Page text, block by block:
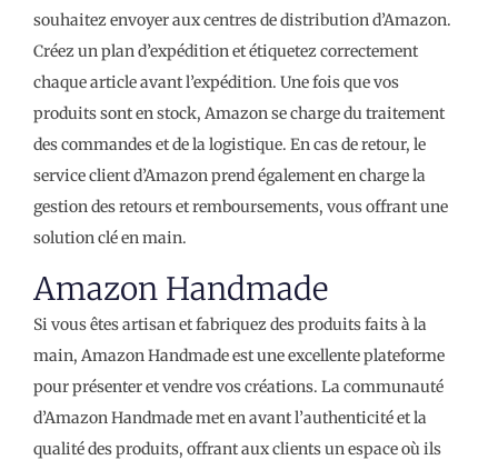
souhaitez envoyer aux centres de distribution d’Amazon.
Créez un plan d’expédition et étiquetez correctement
chaque article avant l’expédition. Une fois que vos
produits sont en stock, Amazon se charge du traitement
des commandes et de la logistique. En cas de retour, le
service client d’Amazon prend également en charge la
gestion des retours et remboursements, vous offrant une
solution clé en main.
Amazon Handmade
Si vous êtes artisan et fabriquez des produits faits à la
main, Amazon Handmade est une excellente plateforme
pour présenter et vendre vos créations. La communauté
d’Amazon Handmade met en avant l’authenticité et la
qualité des produits, offrant aux clients un espace où ils